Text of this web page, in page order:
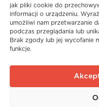
jak pliki cookie do
informacji o urządzeniu.
umożliwi nam przetwarzanie
podczas przeglądania lub
Brak zgody lub jej wycofanie
funkcje.
prawa
Strona
Globalne